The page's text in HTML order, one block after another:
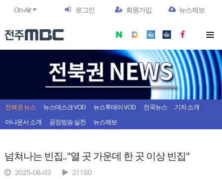
On-Air 로그인 회원가입 뉴스제보
전북권 뉴스 뉴스데스크 VOD 뉴스투데이 VOD 전국뉴스
기자 소개
아나운서 소개
공정방송 실천 뉴스제보
넘쳐나는 빈집.."열 곳 가운데 한 곳 이상 빈집"
2025-08-03 21180